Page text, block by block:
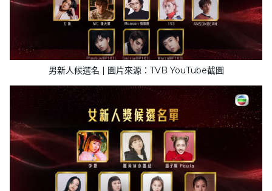
男新人候選名 | 圖片來源：TVB YouTube截圖